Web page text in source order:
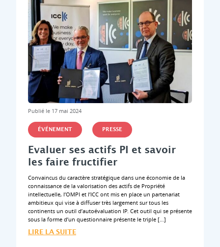
Publié le 17 mai 2024
ÉVÉNEMENT PRESSE
Evaluer ses actifs PI et savoir
les faire fructifier
Convaincus du caractère stratégique dans une économie de la
connaissance de la valorisation des actifs de Propriété
intellectuelle, l’OMPI et l’ICC ont mis en place un partenariat
ambitieux qui vise à diffuser très largement sur tous les
continents un outil d’autoévaluation IP. Cet outil qui se présente
sous la forme d’un questionnaire présente le triple […]
LIRE LA SUITE